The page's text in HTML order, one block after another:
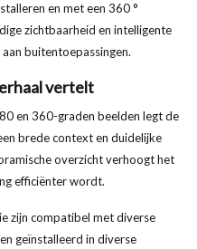
en met een 360 °
zichtbaarheid en intelligente
buitentoepassingen.
vertelt
en 360-graden beelden legt de
brede context en duidelijke
overzicht verhoogt het
efficiënter wordt.
zijn compatibel met diverse
geïnstalleerd in diverse